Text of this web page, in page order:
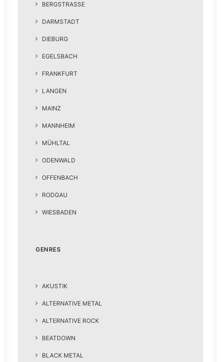
BERGSTRASSE
DARMSTADT
DIEBURG
EGELSBACH
FRANKFURT
LANGEN
MAINZ
MANNHEIM
MÜHLTAL
ODENWALD
OFFENBACH
RODGAU
WIESBADEN
GENRES
AKUSTIK
ALTERNATIVE METAL
ALTERNATIVE ROCK
BEATDOWN
BLACK METAL